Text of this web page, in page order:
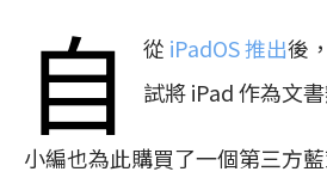
自 從 iPadOS 推出後
試將 iPad 作為文
小編也為此購買了一個第三方